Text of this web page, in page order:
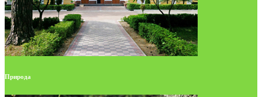
Природа